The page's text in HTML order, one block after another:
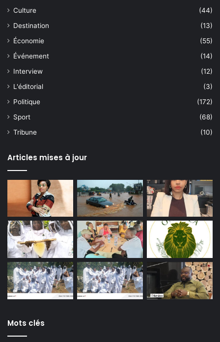
Culture
(44)
Destination
(13)
Économie
(55)
Événement
(14)
Interview
(12)
L'éditorial
(3)
Politique
(172)
Sport
(68)
Tribune
(10)
Articles mises à jour
Mots clés